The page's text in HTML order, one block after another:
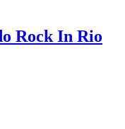
Rock In Rio